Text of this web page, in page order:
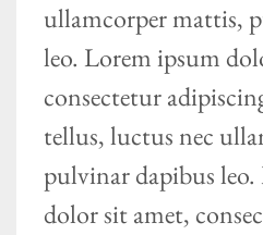
ullamcorper mattis,
leo. Lorem ipsum
consectetur
tellus, luctus nec
pulvinar dapibus
dolor sit amet,